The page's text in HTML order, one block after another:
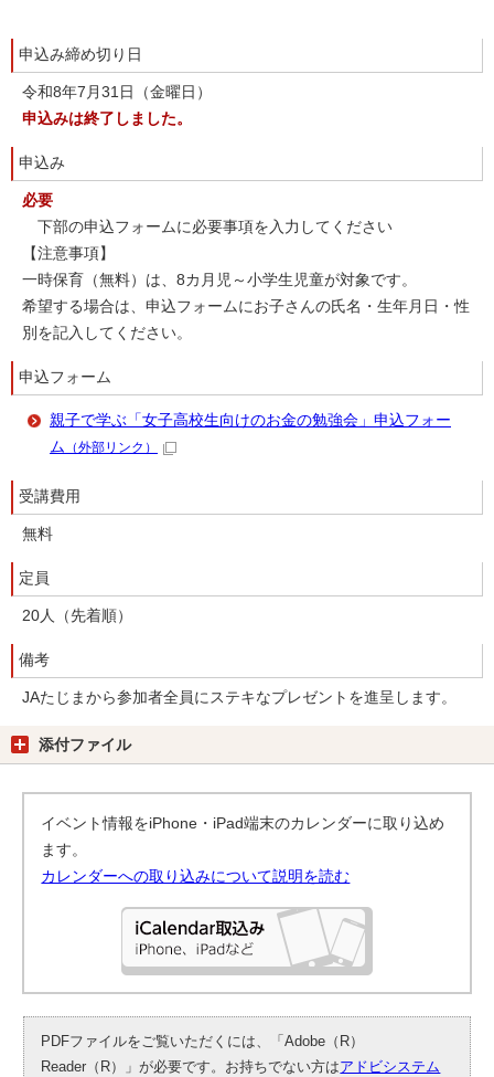
申込み締め切り日
令和8年7月31日（金曜日）
申込みは終了しました。
申込み
必要
下部の申込フォームに必要事項を入力してください
【注意事項】
一時保育（無料）は、8カ月児～小学生児童が対象です。
希望する場合は、申込フォームにお子さんの氏名・生年月日・性
別を記入してください。
申込フォーム
親子で学ぶ「女子高校生向けのお金の勉強会」申込フォー
ム （外部リンク）
受講費用
無料
定員
20人（先着順）
備考
JAたじまから参加者全員にステキなプレゼントを進呈します。
添付ファイル
イベント情報をiPhone・iPad端末のカレンダーに取り込め
ます。
カレンダーへの取り込みについて説明を読む
PDFファイルをご覧いただくには、「Adobe（R）
Reader（R）」が必要です。お持ちでない方はアドビシステム